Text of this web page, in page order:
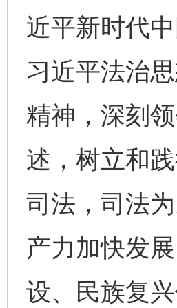
近平新时代
习近平法治
精神，深刻
述，树立和
司法，司法
产力加快发
设、民族复
完善运行机制助力责任有效落